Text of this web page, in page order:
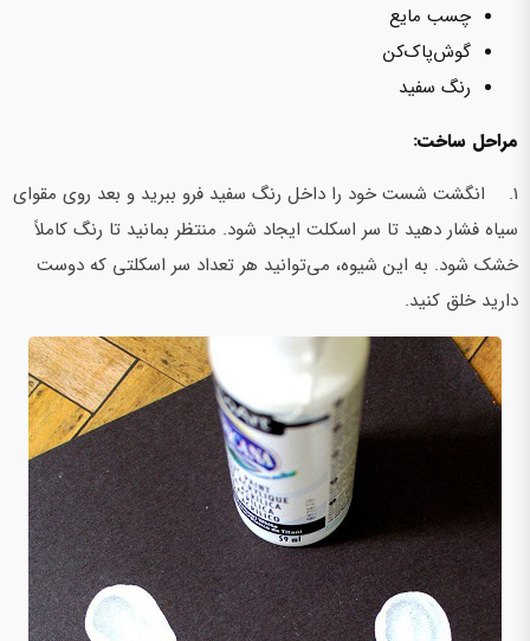
چسب مایع
گوش‌پاک‌کن
رنگ سفید
مراحل ساخت:
1. انگشت شست خود را داخل رنگ سفید فرو ببرید و بعد روی مقوای
سیاه فشار دهید تا سر اسکلت ایجاد شود. منتظر بمانید تا رنگ کاملاً
خشک شود. به این شیوه، می‌توانید هر تعداد سر اسکلتی که دوست
دارید خلق کنید.